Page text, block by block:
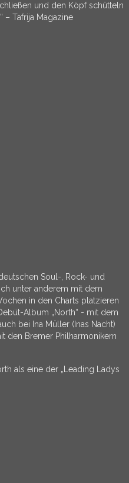
und den Köpf schütteln
– Tafrija Magazine
Soul-, Rock- und
unter anderem mit dem
in den Charts platzieren
Album „North“ - mit dem
bei Ina Müller (Inas Nacht)
den Bremer Philharmonikern
als eine der „Leading Ladys